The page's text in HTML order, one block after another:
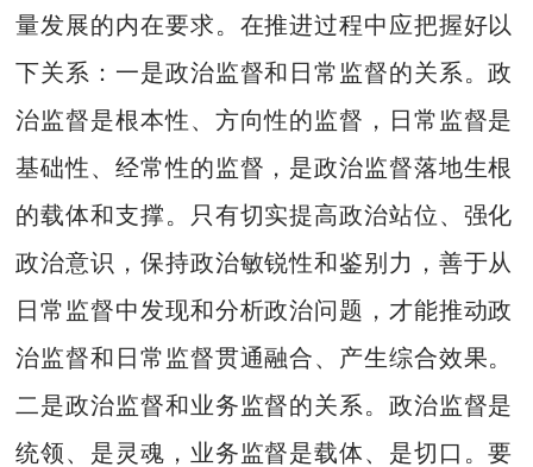
量发展的内在要求。在推进过程中应把握好以
下关系：一是政治监督和日常监督的关系。政
治监督是根本性、方向性的监督，日常监督是
基础性、经常性的监督，是政治监督落地生根
的载体和支撑。只有切实提高政治站位、强化
政治意识，保持政治敏锐性和鉴别力，善于从
日常监督中发现和分析政治问题，才能推动政
治监督和日常监督贯通融合、产生综合效果。
二是政治监督和业务监督的关系。政治监督是
统领、是灵魂，业务监督是载体、是切口。要